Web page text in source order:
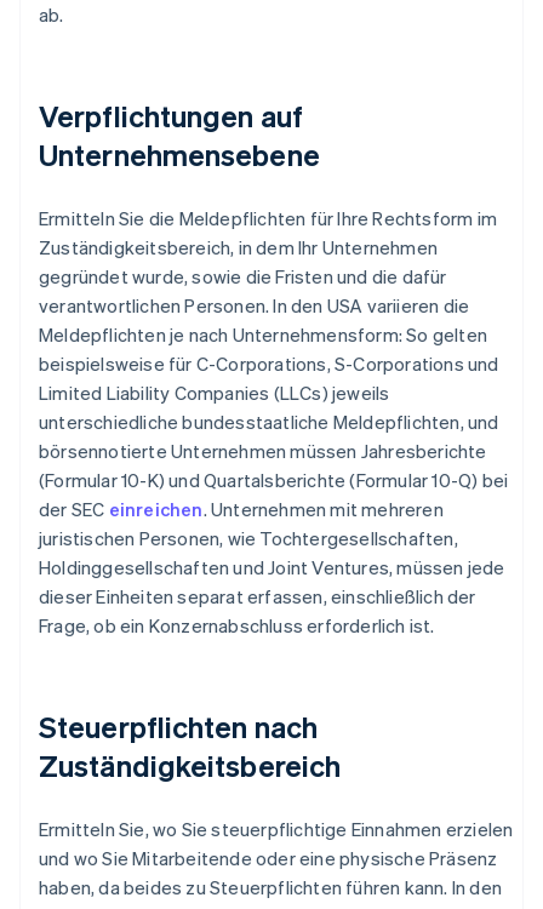
ab.
Verpflichtungen auf
Unternehmensebene
Ermitteln Sie die Meldepflichten für Ihre Rechtsform im
Zuständigkeitsbereich, in dem Ihr Unternehmen
gegründet wurde, sowie die Fristen und die dafür
verantwortlichen Personen. In den USA variieren die
Meldepflichten je nach Unternehmensform: So gelten
beispielsweise für C-Corporations, S-Corporations und
Limited Liability Companies (LLCs) jeweils
unterschiedliche bundesstaatliche Meldepflichten, und
börsennotierte Unternehmen müssen Jahresberichte
(Formular 10-K) und Quartalsberichte (Formular 10-Q) bei
der SEC einreichen. Unternehmen mit mehreren
juristischen Personen, wie Tochtergesellschaften,
Holdinggesellschaften und Joint Ventures, müssen jede
dieser Einheiten separat erfassen, einschließlich der
Frage, ob ein Konzernabschluss erforderlich ist.
Steuerpflichten nach
Zuständigkeitsbereich
Ermitteln Sie, wo Sie steuerpflichtige Einnahmen erzielen
und wo Sie Mitarbeitende oder eine physische Präsenz
haben, da beides zu Steuerpflichten führen kann. In den